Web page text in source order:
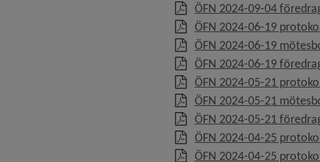
ÖFN 2024-09-04
ÖFN 2024-06-19
ÖFN 2024-06-19
ÖFN 2024-06-19
ÖFN 2024-05-21
ÖFN 2024-05-21
ÖFN 2024-05-21
ÖFN 2024-04-25
ÖFN 2024-04-25